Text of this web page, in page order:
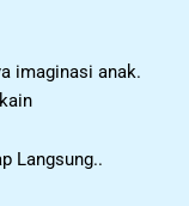
imaginasi anak.
Langsung..